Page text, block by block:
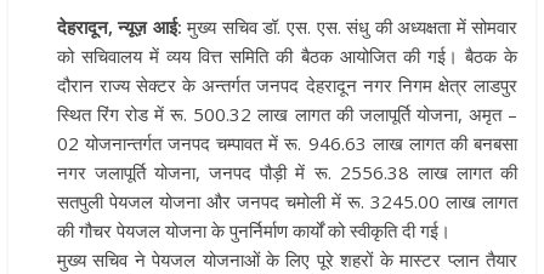
समय में पूर्ण हों: मुख्यमंत्री
खेल विजन, नई खेल नीति और लिगेसी
के अनुरूप आधुनिक खेल अवसंरचना
विकसित करने के निर्देश
देहरादून, न्यूज़ आई:मुख्य सचिव डॉ. एस. एस. संधु की अध्यक्षता में सोमवार
को सचिवालय में व्यय वित्त समिति की बैठक आयोजित की गई। बैठक के
दौरान राज्य सेक्टर के अन्तर्गत जनपद देहरादून नगर निगम क्षेत्र लाडपुर
स्थित रिंग रोड में रू. 500.32 लाख लागत की जलापूर्ति योजना, अमृत –
02 योजनान्तर्गत जनपद चम्पावत में रू. 946.63 लाख लागत की बनबसा
नगर जलापूर्ति योजना, जनपद पौड़ी में रू. 2556.38 लाख लागत की
सतपुली पेयजल योजना और जनपद चमोली में रू. 3245.00 लाख लागत
की गौचर पेयजल योजना के पुनर्निर्माण कार्यों को स्वीकृति दी गई।
मुख्य सचिव ने पेयजल योजनाओं के लिए पूरे शहरों के मास्टर प्लान तैयार